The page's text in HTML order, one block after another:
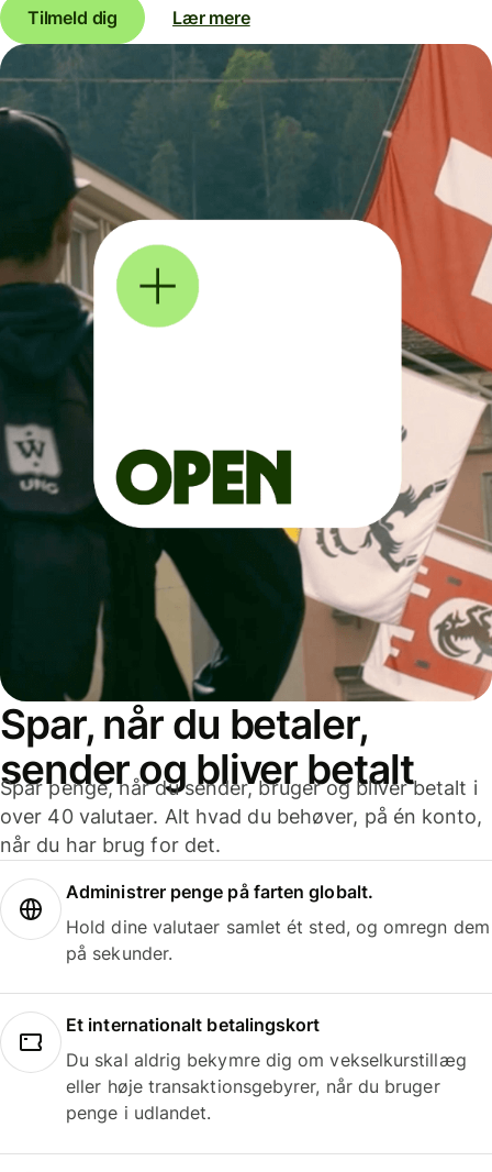
Tilmeld dig Lær mere
Spar, når du betaler,
sender og bliver betalt
Spar penge, når du sender, bruger og bliver betalt i
over 40 valutaer. Alt hvad du behøver, på én konto,
når du har brug for det.
Administrer penge på farten globalt.
Hold dine valutaer samlet ét sted, og omregn dem
på sekunder.
Et internationalt betalingskort
Du skal aldrig bekymre dig om vekselkurstillæg
eller høje transaktionsgebyrer, når du bruger
penge i udlandet.